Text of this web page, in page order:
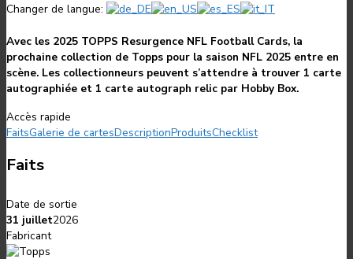
Changer de langue:
Avec les 2025 TOPPS Resurgence NFL Football Cards, la
prochaine collection de Topps pour la saison NFL 2025 entre en
scène. Les collectionneurs peuvent s’attendre à trouver 1 carte
autographiée et 1 carte autograph relic par Hobby Box.
Accès rapide
FaitsGalerie de cartesDescriptionProduitsChecklist
Faits
Date de sortie
31 juillet2026
Fabricant